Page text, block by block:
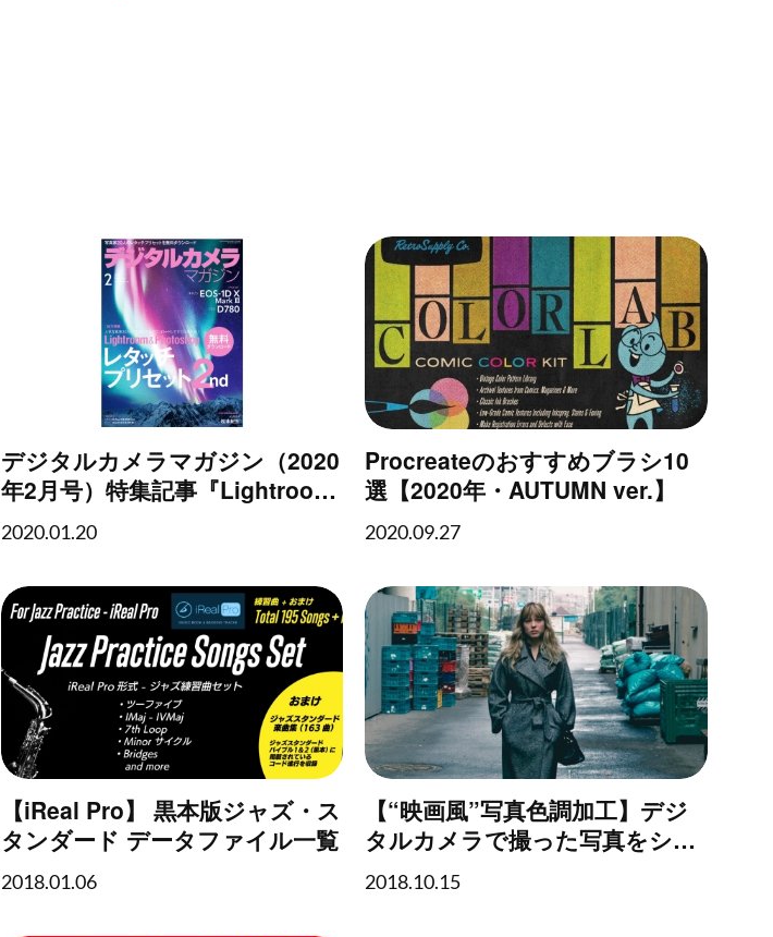
デジタルカメラマガジン（2020
年2月号）特集記事『Lightroom
& Photoshop レタッチプリセッ
ト 2nd』執筆のお知らせ
2020.01.20
Procreateのおすすめブラシ10
選【2020年・AUTUMN ver.】
2020.09.27
【iReal Pro】 黒本版ジャズ・ス
タンダード データファイル一覧
2018.01.06
【“映画風”写真色調加工】デジ
タルカメラで撮った写真をシネ
マティックなフィルム風に加工
する方法
2018.10.15